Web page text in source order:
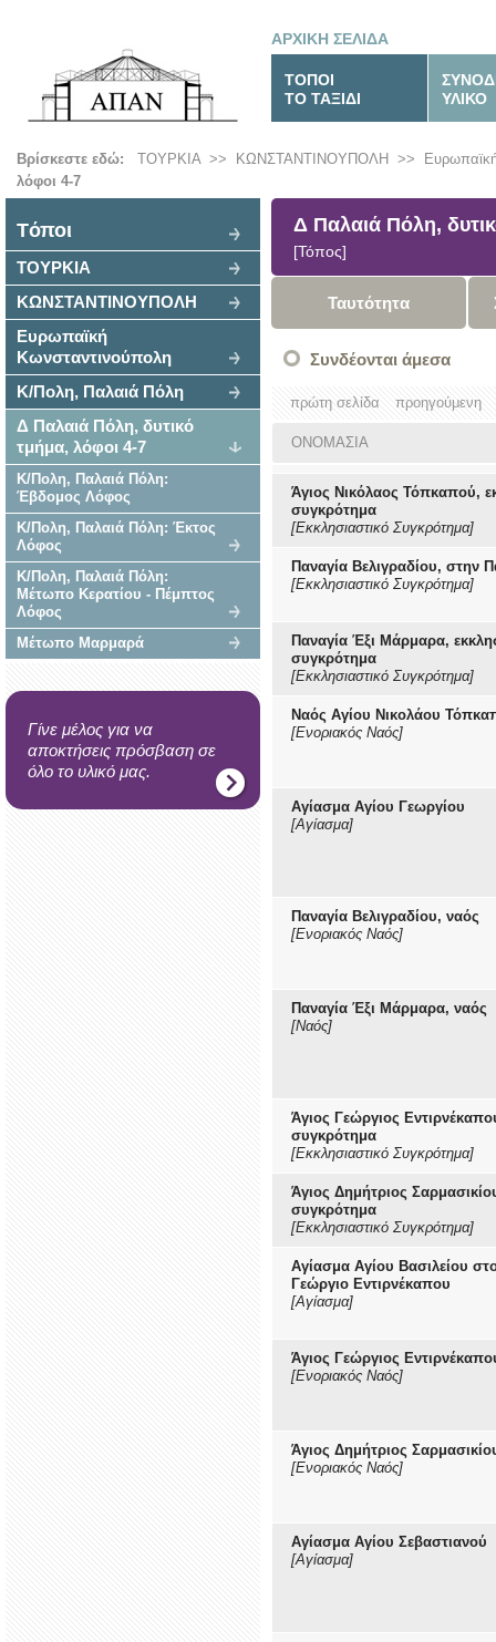
ΑΡΧΙΚΗ ΣΕΛΙΔΑ
ΤΟΠΟΙ
ΤΟ ΤΑΞΙΔΙ
ΥΛΙΚΟ
Βρίσκεστε εδώ: ΤΟΥΡΚΙΑ>> ΚΩΝΣΤΑΝΤΙΝΟΥΠΟΛΗ >>
λόφοι 4-7
Tόποι
ΤΟΥΡΚΙΑ
ΚΩΝΣΤΑΝΤΙΝΟΥΠΟΛΗ
Ευρωπαϊκή
Κωνσταντινούπολη
Κ/Πολη, Παλαιά Πόλη
Δ Παλαιά Πόλη, δυτικό
τμήμα, λόφοι 4-7
Κ/Πολη, Παλαιά Πόλη:
Έβδομος Λόφος
Κ/Πολη, Παλαιά Πόλη: Έκτος
Λόφος
Κ/Πολη, Παλαιά Πόλη:
Μέτωπο Κερατίου - Πέμπτος
Λόφος
Μέτωπο Μαρμαρά
Γίνε μέλος για να
αποκτήσεις πρόσβαση σε
όλο το υλικό μας.
Δ Παλαιά Πόλη,
[Τόπος]
Ταυτότητα
Συνδέονται άμεσα
πρώτη σελίδα προηγούμενη
ΟΝΟΜΑΣΙΑ
Άγιος Νικόλαος Τόπκαπού,
συγκρότημα
[Εκκλησιαστικό Συγκρότημα]
Παναγία Βελιγραδίου, στην
[Εκκλησιαστικό Συγκρότημα]
Παναγία Έξι Μάρμαρα,
συγκρότημα
[Εκκλησιαστικό Συγκρότημα]
Ναός Αγίου Νικολάου
[Ενοριακός Ναός]
Αγίασμα Αγίου Γεωργίου
[Αγίασμα]
Παναγία Βελιγραδίου, ναός
[Ενοριακός Ναός]
Παναγία Έξι Μάρμαρα, ναός
[Ναός]
Άγιος Γεώργιος
συγκρότημα
[Εκκλησιαστικό Συγκρότημα]
Άγιος Δημήτριος
συγκρότημα
[Εκκλησιαστικό Συγκρότημα]
Αγίασμα Αγίου Βασιλείου
Γεώργιο Εντιρνέκαπου
[Αγίασμα]
Άγιος Γεώργιος
[Ενοριακός Ναός]
Άγιος Δημήτριος
[Ενοριακός Ναός]
Αγίασμα Αγίου Σεβαστιανού
[Αγίασμα]